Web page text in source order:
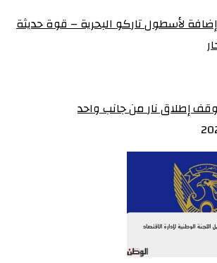
لأسطول تاركو البحرية – قوة حديثة
إطلاق نار من جانب واحد